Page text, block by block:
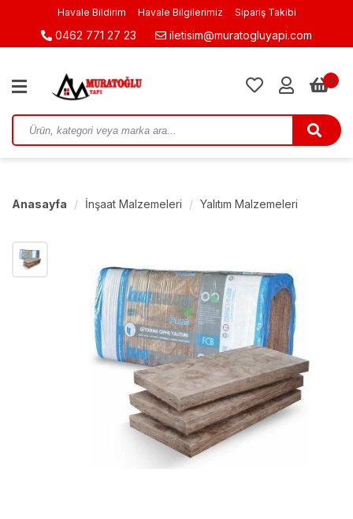
Havale Bildirim Havale Bilgilerimiz Sipariş Takibi
0462 771 27 23 iletisim@muratogluyapi.com
0
Anasayfa İnşaat Malzemeleri Yalıtım Malzemeleri